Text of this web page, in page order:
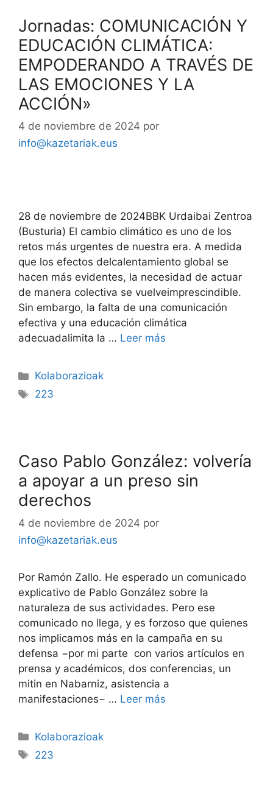
Jornadas: COMUNICACIÓN Y
EDUCACIÓN CLIMÁTICA:
EMPODERANDO A TRAVÉS DE
LAS EMOCIONES Y LA
ACCIÓN»
4 de noviembre de 2024 por
info@kazetariak.eus
28 de noviembre de 2024BBK Urdaibai Zentroa
(Busturia) El cambio climático es uno de los
retos más urgentes de nuestra era. A medida
que los efectos delcalentamiento global se
hacen más evidentes, la necesidad de actuar
de manera colectiva se vuelveimprescindible.
Sin embargo, la falta de una comunicación
efectiva y una educación climática
adecuadalimita la … Leer más
Kolaborazioak
223
Caso Pablo González: volvería
a apoyar a un preso sin
derechos
4 de noviembre de 2024 por
info@kazetariak.eus
Por Ramón Zallo. He esperado un comunicado
explicativo de Pablo González sobre la
naturaleza de sus actividades. Pero ese
comunicado no llega, y es forzoso que quienes
nos implicamos más en la campaña en su
defensa −por mi parte con varios artículos en
prensa y académicos, dos conferencias, un
mitin en Nabarniz, asistencia a
manifestaciones− … Leer más
Kolaborazioak
223